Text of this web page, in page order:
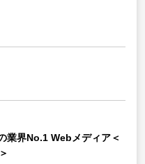
業界No.1 Webメディア＜